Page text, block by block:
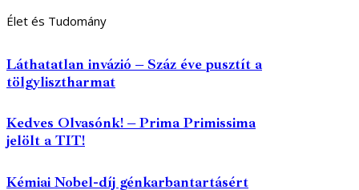
Élet és Tudomány
Láthatatlan invázió – Száz éve pusztít a
tölgylisztharmat
Kedves Olvasónk! – Prima Primissima
jelölt a TIT!
Kémiai Nobel-díj génkarbantartásért